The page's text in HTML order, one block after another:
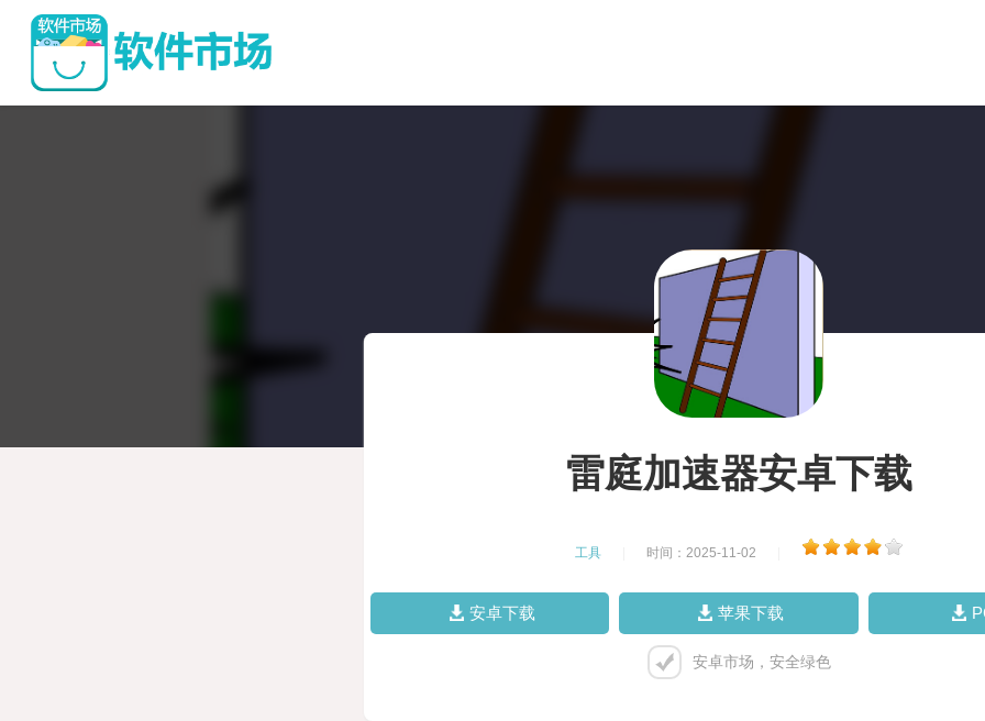
雷庭加速器安卓下载
工具 时间：2025-11-02
安卓下载 苹果下载
安卓市场，安全绿色